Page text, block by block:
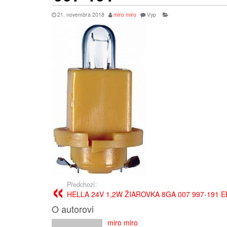
21. novembra 2018 miro miro Vyp
Předchozí:
HELLA 24V 1,2W ŽIAROVKA 8GA 007 997-191
O autorovi
miro miro